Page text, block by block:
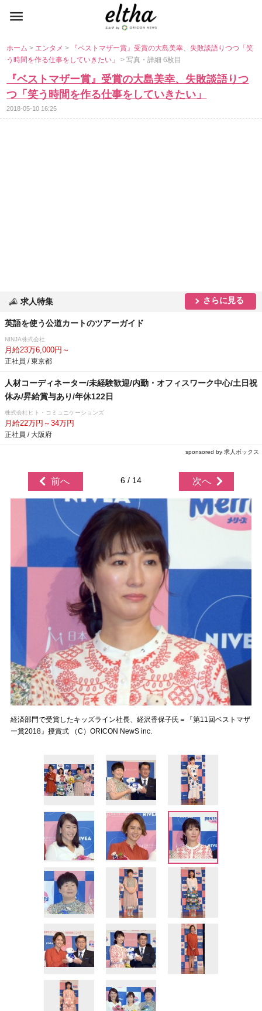
ホーム> エンタメ>
『ベストマザー賞』受賞の大島美幸、失敗談語りつつ「笑
う時間を作る仕事をしていきたい」> 写真・詳細 6枚目
『ベストマザー賞』受賞の大島美幸、失敗談語りつ
つ「笑う時間を作る仕事をしていきたい」
2018-05-10 16:25
求人特集 さらに見る
英語を使う公道カートのツアーガイド
NINJA株式会社
月給23万6,000円～
正社員 / 東京都
人材コーディネーター/未経験歓迎/内勤・オフィスワーク中心/土日祝
休み/昇給賞与あり/年休122日
株式会社ヒト・コミュニケーションズ
月給22万円～34万円
正社員 / 大阪府
sponsored by 求人ボックス
前へ 6 / 14 次へ
経済部門で受賞したキッズライン社長、経沢香保子氏＝『第11回ベストマザ
ー賞2018』授賞式 （C）ORICON NewS inc.